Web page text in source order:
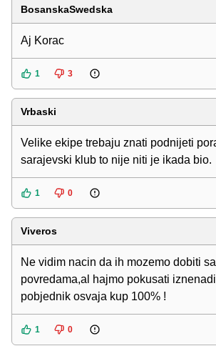
BosanskaSwedska
Aj Korac
1 3
Vrbaski
Velike ekipe trebaju znati podnijeti
sarajevski klub to nije niti je ikada bio.
1 0
Viveros
Ne vidim nacin da ih mozemo dobiti
povredama,al hajmo pokusati
pobjednik osvaja kup 100% !
1 0